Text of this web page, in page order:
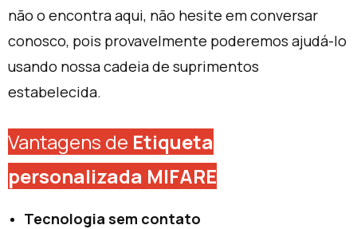
não o encontra aqui, não hesite em conversar
conosco, pois provavelmente poderemos ajudá-lo
usando nossa cadeia de suprimentos
estabelecida.
Vantagens de Etiqueta
personalizada MIFARE
Tecnologia sem contato